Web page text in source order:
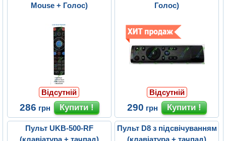
Mouse + Голос)
Відсутній
286 грн
Голос)
Відсутній
290 грн
Пульт UKB-500-RF
(клавіатура + тачпад)
Пульт D8 з підсвічуванням
(клавіатура + тачпад)